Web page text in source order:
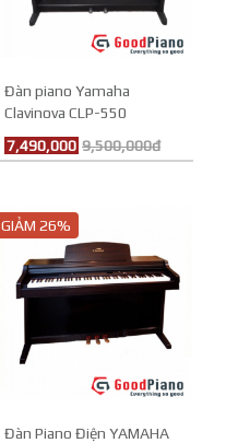
Đàn piano Yamaha
Clavinova CLP-550
7,490,000 9,500,000đ
GIẢM 26%
Đàn Piano Điện YAMAHA